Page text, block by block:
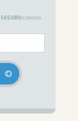
SEGUROconosco.